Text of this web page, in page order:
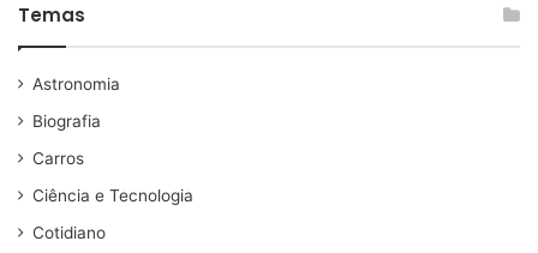
Temas
Astronomia
Biografia
Carros
Ciência e Tecnologia
Cotidiano